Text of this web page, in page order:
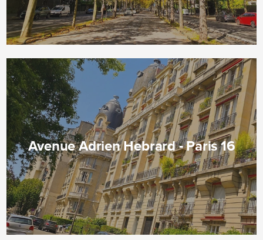
Avenue Adrien Hebrard - Paris 16